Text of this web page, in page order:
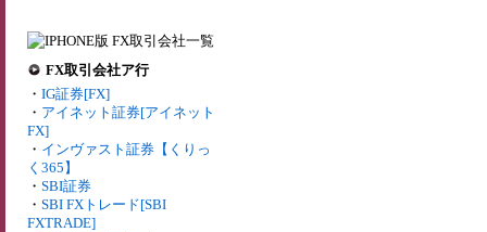
FX取引会社ア行
・ IG証券[FX]
・ アイネット証券[アイネット
FX]
・ インヴァスト証券【くりっ
く365】
・ SBI証券
・ SBI FXトレード[SBI
FXTRADE]